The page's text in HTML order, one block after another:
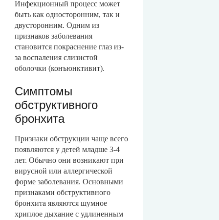
Инфекционный процесс может
быть как односторонним, так и
двусторонним. Одним из
признаков заболевания
становится покраснение глаз из-
за воспаления слизистой
оболочки (конъюнктивит).
Симптомы
обструктивного
бронхита
Признаки обструкции чаще всего
появляются у детей младше 3-4
лет. Обычно они возникают при
вирусной или аллергической
форме заболевания. Основными
признаками обструктивного
бронхита являются шумное
хриплое дыхание с удлиненным